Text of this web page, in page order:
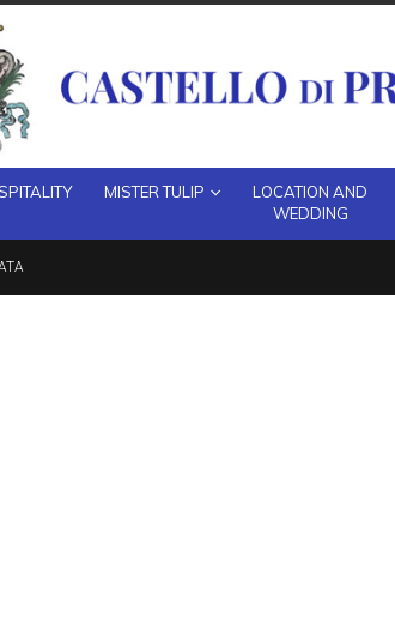
MISTER TULIP
LOCATION AND
WEDDING